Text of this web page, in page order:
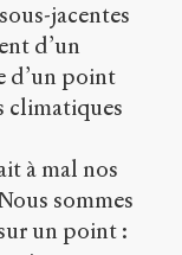
jacentes
d’un
d’un point
climatiques
à mal nos
sommes
un point :